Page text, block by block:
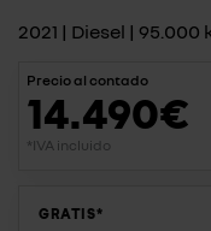
2021 | Diesel |
Precio al contado
14.490€
*IVA incluido
GRATIS*